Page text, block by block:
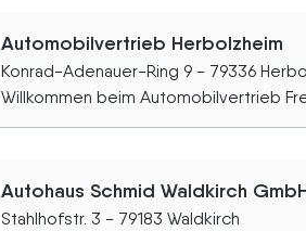
Automobilvertrieb Herbolzheim
Konrad-Adenauer-Ring 9 - 79336
Willkommen beim Automobilvertrieb
Autohaus Schmid Waldkirch
Stahlhofstr. 3 - 79183 Waldkirch